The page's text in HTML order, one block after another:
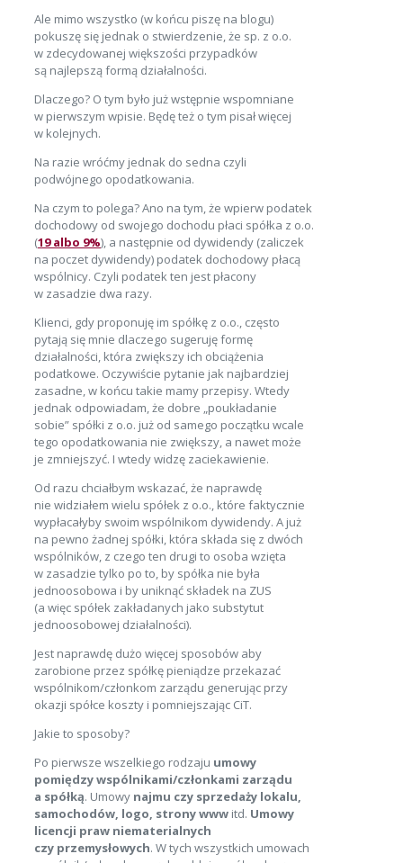
Ale mimo wszystko (w końcu piszę na blogu)
pokuszę się jednak o stwierdzenie, że sp. z o.o.
w zdecydowanej większości przypadków
są najlepszą formą działalności.
Dlaczego? O tym było już wstępnie wspomniane
w pierwszym wpisie. Będę też o tym pisał więcej
w kolejnych.
Na razie wróćmy jednak do sedna czyli
podwójnego opodatkowania.
Na czym to polega? Ano na tym, że wpierw podatek
dochodowy od swojego dochodu płaci spółka z o.o.
(19 albo 9%), a następnie od dywidendy (zaliczek
na poczet dywidendy) podatek dochodowy płacą
wspólnicy. Czyli podatek ten jest płacony
w zasadzie dwa razy.
Klienci, gdy proponuję im spółkę z o.o., często
pytają się mnie dlaczego sugeruję formę
działalności, która zwiększy ich obciążenia
podatkowe. Oczywiście pytanie jak najbardziej
zasadne, w końcu takie mamy przepisy. Wtedy
jednak odpowiadam, że dobre „poukładanie
sobie” spółki z o.o. już od samego początku wcale
tego opodatkowania nie zwiększy, a nawet może
je zmniejszyć. I wtedy widzę zaciekawienie.
Od razu chciałbym wskazać, że naprawdę
nie widziałem wielu spółek z o.o., które faktycznie
wypłacałyby swoim wspólnikom dywidendy. A już
na pewno żadnej spółki, która składa się z dwóch
wspólników, z czego ten drugi to osoba wzięta
w zasadzie tylko po to, by spółka nie była
jednoosobowa i by uniknąć składek na ZUS
(a więc spółek zakładanych jako substytut
jednoosobowej działalności).
Jest naprawdę dużo więcej sposobów aby
zarobione przez spółkę pieniądze przekazać
wspólnikom/członkom zarządu generując przy
okazji spółce koszty i pomniejszając CiT.
Jakie to sposoby?
Po pierwsze wszelkiego rodzaju umowy
pomiędzy wspólnikami/członkami zarządu
a spółką. Umowy najmu czy sprzedaży lokalu,
samochodów, logo, strony www itd. Umowy
licencji praw niematerialnych
czy przemysłowych. W tych wszystkich umowach